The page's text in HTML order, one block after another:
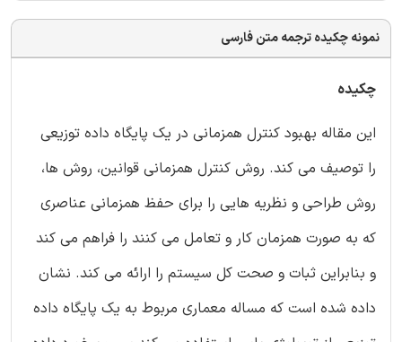
نمونه چکیده ترجمه متن فارسی
چکیده
این مقاله بهبود کنترل همزمانی در یک پایگاه داده توزیعی
را توصیف می کند. روش کنترل همزمانی قوانین، روش ها،
روش طراحی و نظریه هایی را برای حفظ همزمانی عناصری
که به صورت همزمان کار و تعامل می کنند را فراهم می کند
و بنابراین ثبات و صحت کل سیستم را ارائه می کند. نشان
داده شده است که مساله معماری مربوط به یک پایگاه داده